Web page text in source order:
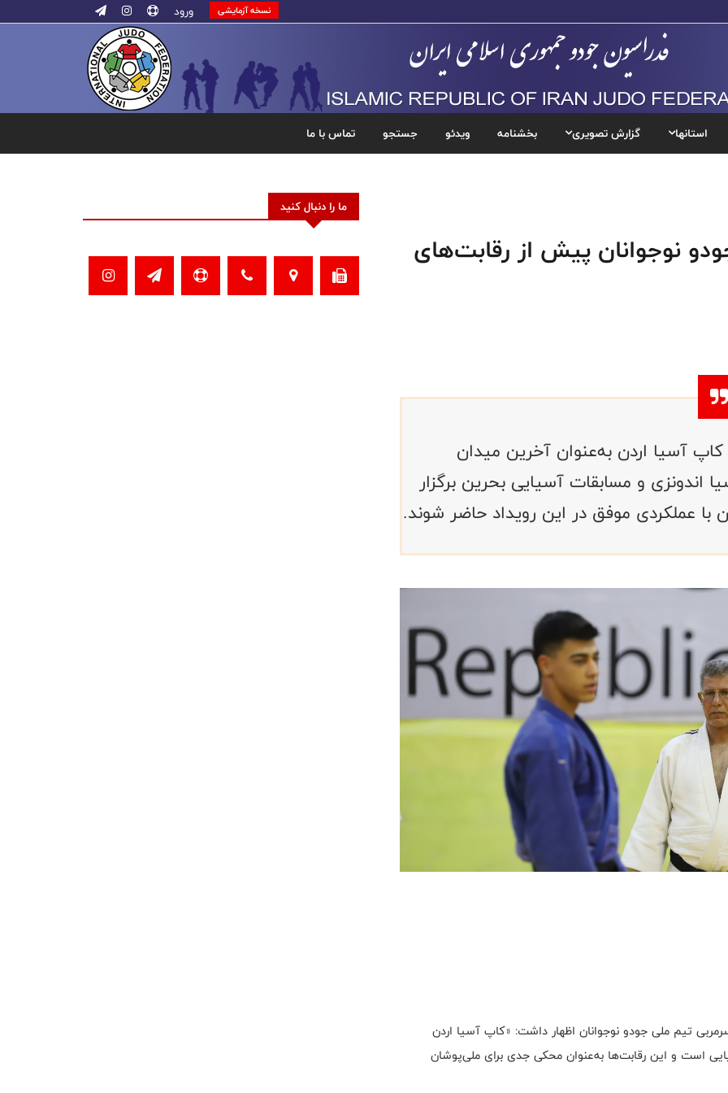
نسخه آزمایشی ورود
استانها گزارش تصویری بخشنامه ویدئو جستجو تماس با ما
نوجوانان پیش از رقابت‌های
آسیا اردن به‌عنوان آخرین میدان
اندونزی و مسابقات آسیایی بحرین برگزار
عملکردی موفق در این رویداد حاضر شوند.
تیم ملی جودو نوجوانان اظهار داشت: «کاپ آسیا اردن
است و این رقابت‌ها به‌عنوان محکی جدی برای ملی‌پوشان
ما را دنبال کنید